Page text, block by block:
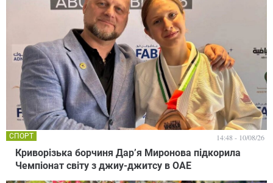
Криворізька борчиня Дарʼя Миронова підкорила
Чемпіонат світу з джиу-джитсу в ОАЕ
СПОРТ 14:48 - 10/08/26